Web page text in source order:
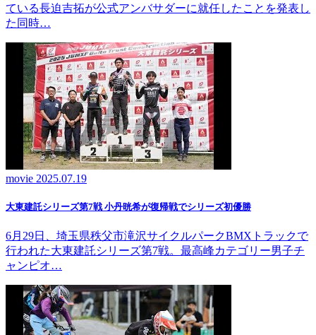
ている長迫吉拓が公式アンバサダーに就任したことを発表し
た同時…
movie 2025.07.19
大東建託シリーズ第7戦 ⼩丹晄希が復帰戦でシリーズ初優勝
6月29日、埼玉県秩父市滝沢サイクルパークBMXトラックで
行われた大東建託シリーズ第7戦。最高峰カテゴリー男子チ
ャンピオ…